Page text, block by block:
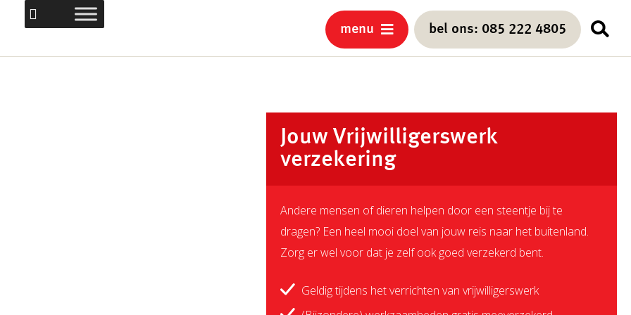
menu bel ons: 085 222 4805
Jouw Vrijwilligerswerk
verzekering
Andere mensen of dieren helpen door een steentje bij te
dragen? Een heel mooi doel van jouw reis naar het buitenland.
Zorg er wel voor dat je zelf ook goed verzekerd bent.
Geldig tijdens het verrichten van vrijwilligerswerk